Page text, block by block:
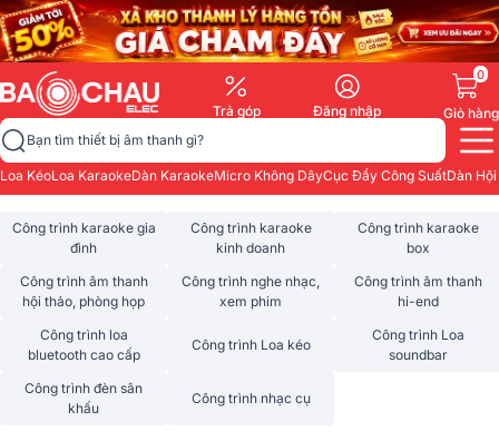
Trả góp Đăng nhập
0
Giỏ hàng
Bạn tìm thiết bị âm thanh gì?
Loa KéoLoa KaraokeDàn KaraokeMicro Không DâyCục Đẩy Công SuấtDàn
Công trình karaoke gia
đình
Công trình karaoke
kinh doanh
Công trình karaoke
box
Công trình âm thanh
hội thảo, phòng họp
Công trình nghe nhạc,
xem phim
Công trình âm thanh
hi-end
Công trình loa
bluetooth cao cấp
Công trình Loa kéo
Công trình Loa
soundbar
Công trình đèn sân
khấu
Công trình nhạc cụ